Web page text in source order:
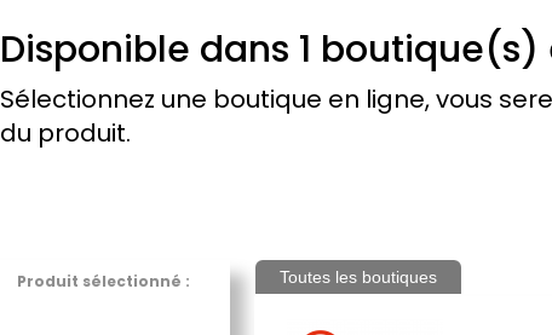
Disponible dans 1 boutique(s)
Sélectionnez une boutique en ligne, vous
du produit.
Produit sélectionné : Toutes les boutiques